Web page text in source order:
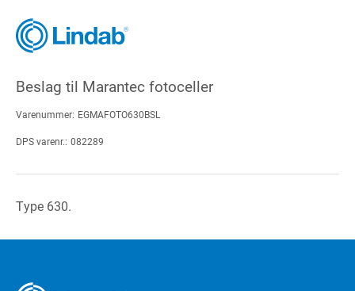
Beslag til Marantec fotoceller
Varenummer: EGMAFOTO630BSL
DPS varenr.: 082289
Type 630.